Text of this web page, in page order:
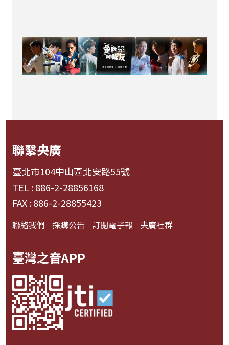
聯繫央廣
臺北市104中山區北安路55號
TEL : 886-2-28856168
FAX : 886-2-28855423
聯絡我們 採購公告 訂閱電子報 央廣社群
臺灣之音APP